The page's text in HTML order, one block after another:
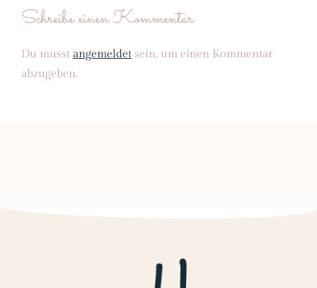
Schreibe einen Kommentar
Du musst angemeldet sein, um einen Kommentar
abzugeben.